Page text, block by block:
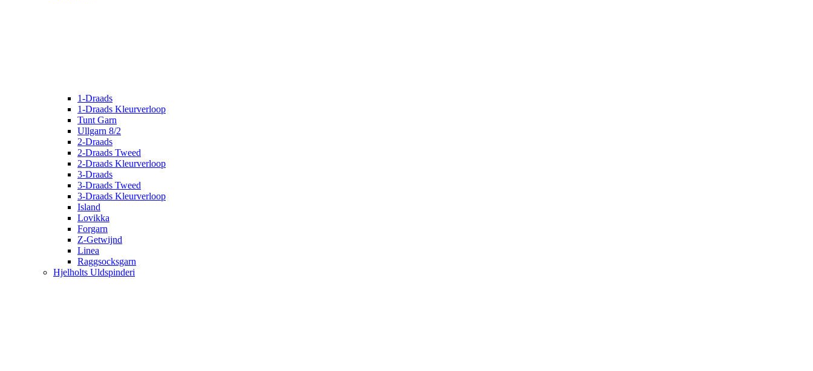
1-Draads
1-Draads Kleurverloop
Tunt Garn
Ullgarn 8/2
2-Draads
2-Draads Tweed
2-Draads Kleurverloop
3-Draads
3-Draads Tweed
3-Draads Kleurverloop
Island
Lovikka
Forgarn
Z-Getwijnd
Linea
Raggsocksgarn
Hjelholts Uldspinderi